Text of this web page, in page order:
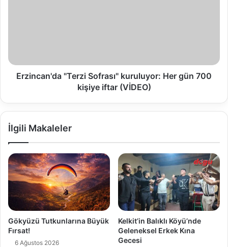
Erzincan'da "Terzi Sofrası" kuruluyor: Her gün 700
kişiye iftar (VİDEO)
İlgili Makaleler
Gökyüzü Tutkunlarına Büyük
Fırsat!
6 Ağustos 2026
Kelkit’in Balıklı Köyü’nde
Geleneksel Erkek Kına
Gecesi